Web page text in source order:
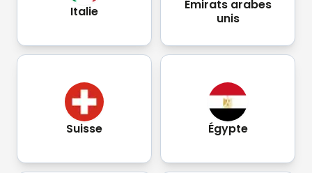
Italie
Émirats arabes
unis
Suisse Égypte